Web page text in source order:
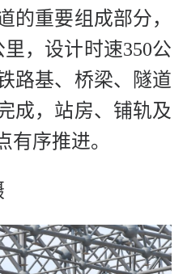
的重要组成部分，
，设计时速350公
路基、桥梁、隧道
成，站房、铺轨及
有序推进。